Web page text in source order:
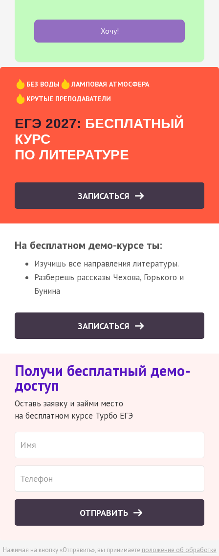
Хочу!
БЕЗ ВОДЫ
ЛАМПОВАЯ АТМОСФЕРА
КРУТЫЕ ПРЕПОДАВАТЕЛИ
ЕГЭ 2027: БЕСПЛАТНЫЙ
КУРС
ПО ЛИТЕРАТУРЕ
ЗАПИСАТЬСЯ
На бесплатном демо-курсе ты:
Изучишь все направления литературы.
Разберешь рассказы Чехова, Горького и
Бунина
ЗАПИСАТЬСЯ
Получи бесплатный демо-
доступ
Оставь заявку и займи место
на бесплатном курсе Турбо ЕГЭ
ОТПРАВИТЬ
Нажимая на кнопку «Отправить», вы принимаете положение об обработке